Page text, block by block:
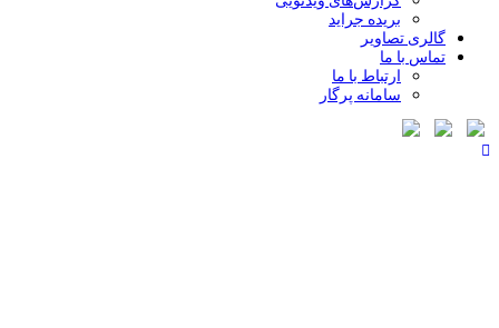
بریده جراید
گالری تصاویر
تماس با ما
ارتباط با ما
سامانه پرگار